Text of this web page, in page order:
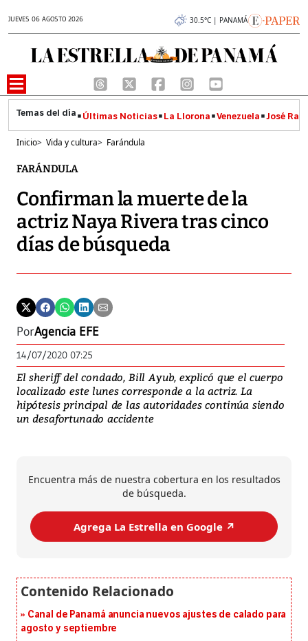
JUEVES 06 AGOSTO 2026 30.5°C | PANAMÁ
Últimas Noticias La Llorona Venezuela José
Inicio> Vida y cultura> Farándula
FARÁNDULA
Confirman la muerte de la
actriz Naya Rivera tras cinco
días de búsqueda
PorAgencia EFE
14/07/2020 07:25
El sheriff del condado, Bill Ayub, explicó que el cuerpo
localizado este lunes corresponde a la actriz. La
hipótesis principal de las autoridades continúa siendo
un desafortunado accidente
Encuentra más de nuestra cobertura en los resultados
de búsqueda.
Agrega La Estrella en Google ↗️
Canal de Panamá anuncia nuevos ajustes de calado para
agosto y septiembre